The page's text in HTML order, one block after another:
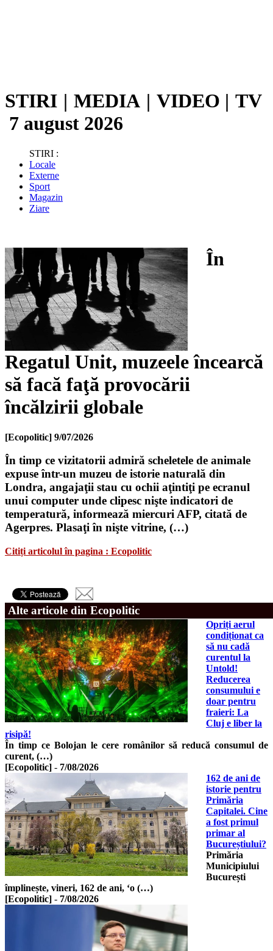
STIRI | MEDIA | VIDEO | TV
7 august 2026
STIRI :
Locale
Externe
Sport
Magazin
Ziare
În
Regatul Unit, muzeele încearcă
să facă faţă provocării
încălzirii globale
[Ecopolitic] 9/07/2026
În timp ce vizitatorii admiră scheletele de animale
expuse într-un muzeu de istorie naturală din
Londra, angajaţii stau cu ochii aţintiţi pe ecranul
unui computer unde clipesc nişte indicatori de
temperatură, informează miercuri AFP, citată de
Agerpres. Plasaţi în nişte vitrine, (…)
Citiți articolul în pagina : Ecopolitic
Alte articole din Ecopolitic
Opriți aerul
condiționat ca
să nu cadă
curentul la
Untold!
Reducerea
consumului e
doar pentru
fraieri: La
Cluj e liber la
risipă!
În timp ce Bolojan le cere românilor să reducă consumul de
curent, (…)
[Ecopolitic] - 7/08/2026
162 de ani de
istorie pentru
Primăria
Capitalei. Cine
a fost primul
primar al
Bucureștiului?
Primăria
Municipiului
București
împlinește, vineri, 162 de ani, ‘o (…)
[Ecopolitic] - 7/08/2026